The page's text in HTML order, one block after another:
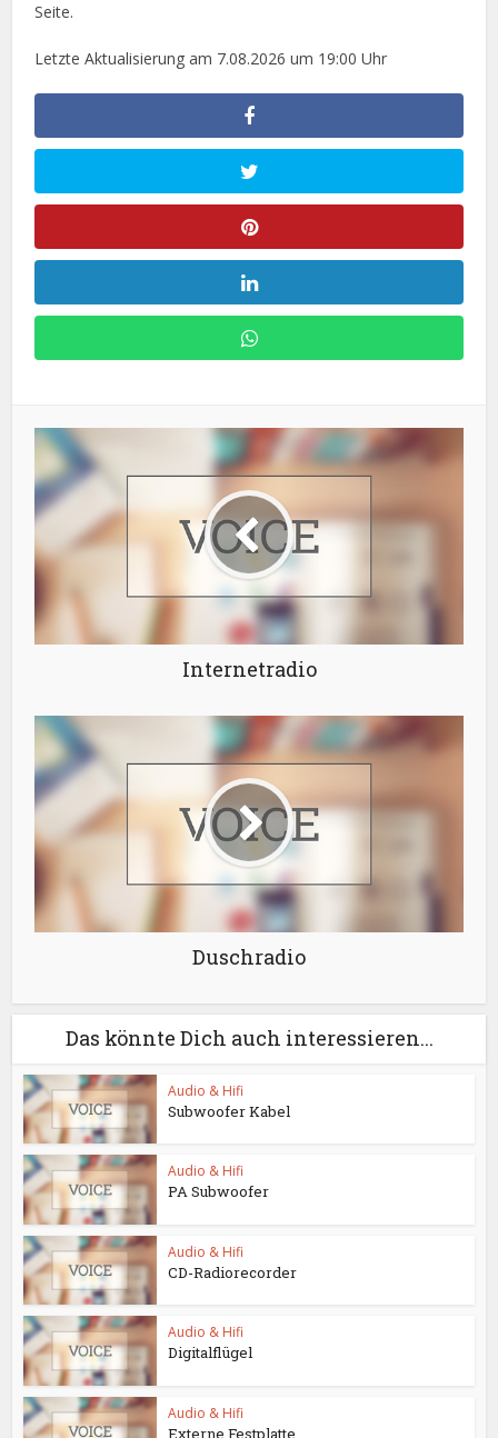
Seite.
Letzte Aktualisierung am 7.08.2026 um 19:00 Uhr
Internetradio
Duschradio
Das könnte Dich auch interessieren...
Audio & Hifi
Subwoofer Kabel
Audio & Hifi
PA Subwoofer
Audio & Hifi
CD-Radiorecorder
Audio & Hifi
Digitalflügel
Audio & Hifi
Externe Festplatte